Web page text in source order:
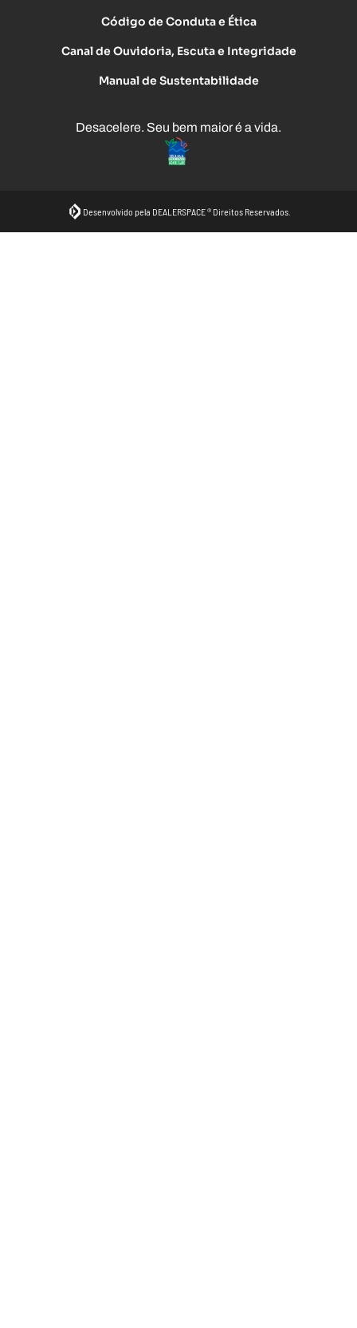
Código de Conduta e Ética
Canal de Ouvidoria, Escuta e Integridade
Manual de Sustentabilidade
Desacelere. Seu bem maior é a vida.
Desenvolvido pela DEALERSPACE ® Direitos Reservados.